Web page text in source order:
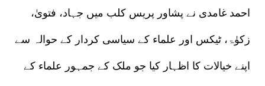
احمد غامدی نے پشاور پریس کلب میں جہاد، فتویٰ،
زکوٰۃ، ٹیکس اور علماء کے سیاسی کردار کے حوالہ سے
اپنے خیالات کا اظہار کیا جو ملک کے جمہور علماء کے